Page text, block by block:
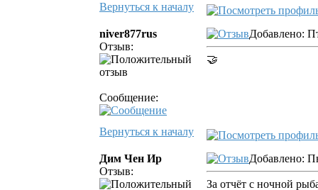
Вернуться к началу
niver877rus
Отзыв:
Сообщение:
Добавлено:
🤝
Вернуться к началу
Дим Чен Ир
Отзыв:
Добавлено:
За отчёт с ночной